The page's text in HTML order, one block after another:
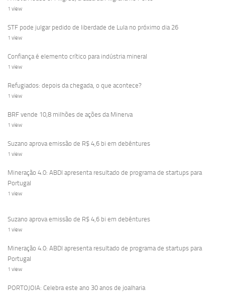
1 view
STF pode julgar pedido de liberdade de Lula no próximo dia 26
1 view
Confiança é elemento crítico para indústria mineral
1 view
Refugiados: depois da chegada, o que acontece?
1 view
BRF vende 10,8 milhões de ações da Minerva
1 view
Suzano aprova emissão de R$ 4,6 bi em debêntures
1 view
Mineração 4.0: ABDI apresenta resultado de programa de startups para
Portugal
1 view
Suzano aprova emissão de R$ 4,6 bi em debêntures
1 view
Mineração 4.0: ABDI apresenta resultado de programa de startups para
Portugal
1 view
PORTOJOIA: Celebra este ano 30 anos de joalharia